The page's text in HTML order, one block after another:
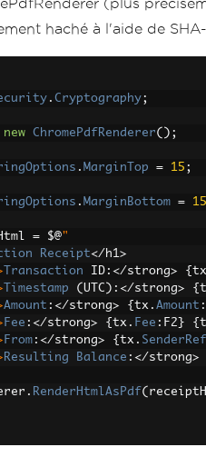
(plus
haché à l'aide de SHA-
. Cryptography;
new ChromePdfRenderer();
. MarginTop = 15 ;
. MarginBottom = 15
= $@"
Receipt</ h1>
Transaction ID :</strong> { tx
Timestamp ( UTC ):</strong> {
Amount :</strong> { tx . Amount :
Fee :</strong> { tx . Fee : F2 } {
From :</strong> { tx . SenderRef
Resulting Balance :</strong>
. RenderHtmlAsPdf(